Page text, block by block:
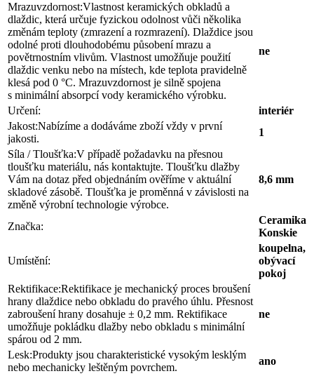
Mrazuvzdornost:Vlastnost keramických obkladů a
dlaždic, která určuje fyzickou odolnost vůči několika
změnám teploty (zmrazení a rozmrazení). Dlaždice jsou
odolné proti dlouhodobému působení mrazu a
povětrnostním vlivům. Vlastnost umožňuje použití
dlaždic venku nebo na místech, kde teplota pravidelně
klesá pod 0 °C. Mrazuvzdornost je silně spojena
s minimální absorpcí vody keramického výrobku.
ne
Určení:
interiér
Jakost:Nabízíme a dodáváme zboží vždy v první
jakosti.
1
Síla / Tloušťka:V případě požadavku na přesnou
tloušťku materiálu, nás kontaktujte. Tloušťku dlažby
Vám na dotaz před objednáním ověříme v aktuální
skladové zásobě. Tloušťka je proměnná v závislosti na
změně výrobní technologie výrobce.
8,6 mm
Značka:
Ceramika
Konskie
Umístění:
koupelna,
obývací
pokoj
Rektifikace:Rektifikace je mechanický proces broušení
hrany dlaždice nebo obkladu do pravého úhlu. Přesnost
zabroušení hrany dosahuje ± 0,2 mm. Rektifikace
umožňuje pokládku dlažby nebo obkladu s minimální
spárou od 2 mm.
ne
Lesk:Produkty jsou charakteristické vysokým lesklým
nebo mechanicky leštěným povrchem.
ano